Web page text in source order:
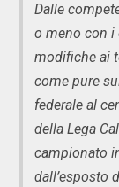
Dalle
o meno con i
modifiche ai
come pure
federale al
della Lega
campionato
dall’esposto